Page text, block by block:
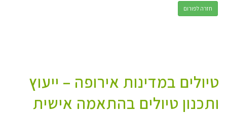
חזרה לפורום
טיולים במדינות אירופה – ייעוץ
ותכנון טיולים בהתאמה אישית